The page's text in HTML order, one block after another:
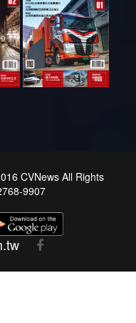
CVNews All Rights
9907